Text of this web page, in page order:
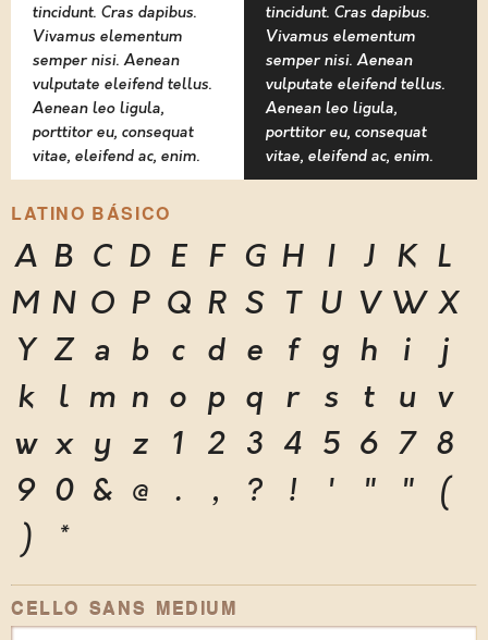
tincidunt. Cras dapibus.
Vivamus elementum
semper nisi. Aenean
vulputate eleifend tellus.
Aenean leo ligula,
porttitor eu, consequat
vitae, eleifend ac, enim.
tincidunt. Cras dapibus.
Vivamus elementum
semper nisi. Aenean
vulputate eleifend tellus.
Aenean leo ligula,
porttitor eu, consequat
vitae, eleifend ac, enim.
LATINO BÁSICO
A B C D E F G H I J K
L
M N O P Q R S T U V W X
Y Z a b c d e f g h i
j
k
l m n o p q r s t u
v
w x y z 1 2 3 4 5 6 7 8
9 0 & @ . , ? ! ' " "
(
)
*
CELLO SANS MEDIUM